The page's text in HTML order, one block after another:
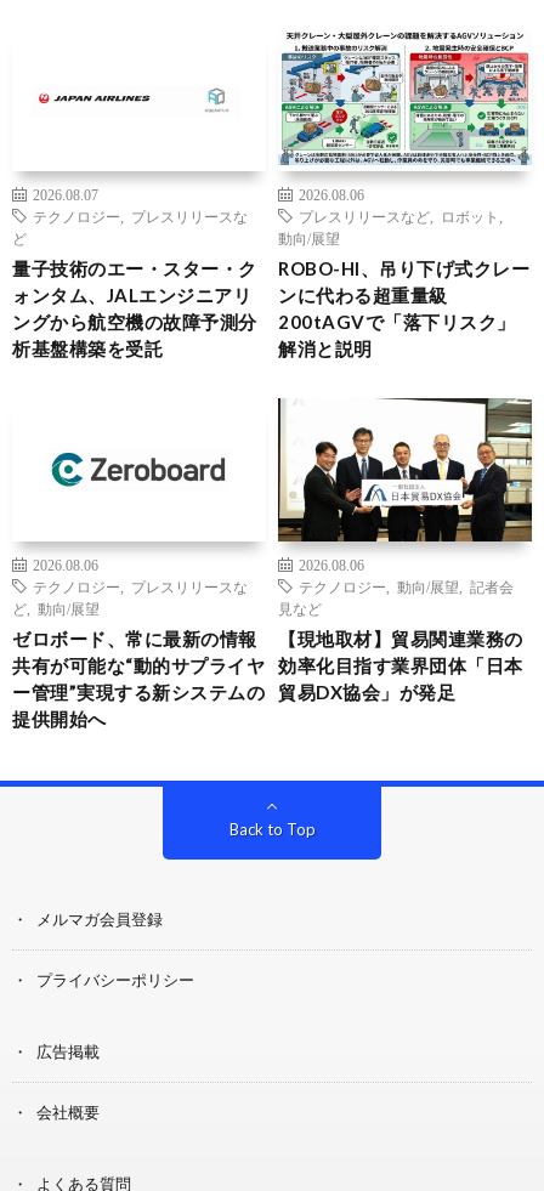
2026.08.07
テクノロジー
プレスリリースな
ど
量子技術のエー・スター・ク
ォンタム、JALエンジニアリ
ングから航空機の故障予測分
析基盤構築を受託
2026.08.06
プレスリリースなど
ロボット
動向/展望
ROBO-HI、吊り下げ式クレー
ンに代わる超重量級
200tAGVで「落下リスク」
解消と説明
2026.08.06
テクノロジー
プレスリリースな
ど
動向/展望
ゼロボード、常に最新の情報
共有が可能な“動的サプライヤ
ー管理”実現する新システムの
提供開始へ
2026.08.06
テクノロジー
動向/展望
記者会
見など
【現地取材】貿易関連業務の
効率化目指す業界団体「日本
貿易DX協会」が発足
Back to Top
メルマガ会員登録
プライバシーポリシー
広告掲載
会社概要
よくある質問